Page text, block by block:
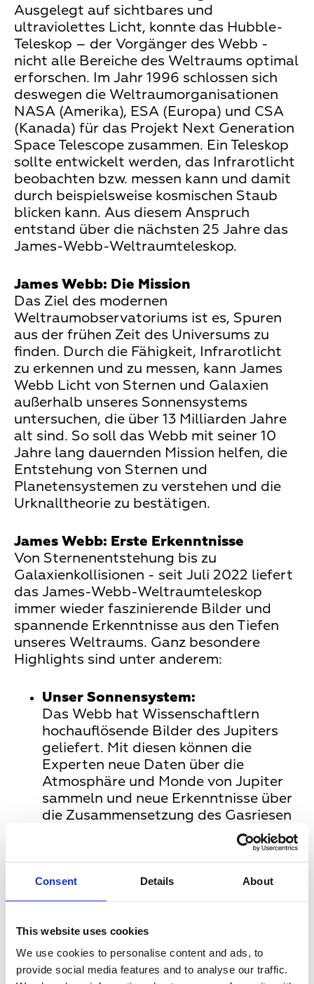
Consent Details About
This website uses cookies
We use cookies to personalise content and ads, to
provide social media features and to analyse our traffic.
Ausgelegt auf sichtbares und
ultraviolettes Licht, konnte das Hubble-
Teleskop – der Vorgänger des Webb -
nicht alle Bereiche des Weltraums optimal
erforschen. Im Jahr 1996 schlossen sich
deswegen die Weltraumorganisationen
NASA (Amerika), ESA (Europa) und CSA
(Kanada) für das Projekt Next Generation
Space Telescope zusammen. Ein Teleskop
sollte entwickelt werden, das Infrarotlicht
beobachten bzw. messen kann und damit
durch beispielsweise kosmischen Staub
blicken kann. Aus diesem Anspruch
entstand über die nächsten 25 Jahre das
James-Webb-Weltraumteleskop.
James Webb: Die Mission
Das Ziel des modernen
Weltraumobservatoriums ist es, Spuren
aus der frühen Zeit des Universums zu
finden. Durch die Fähigkeit, Infrarotlicht
zu erkennen und zu messen, kann James
Webb Licht von Sternen und Galaxien
außerhalb unseres Sonnensystems
untersuchen, die über 13 Milliarden Jahre
alt sind. So soll das Webb mit seiner 10
Jahre lang dauernden Mission helfen, die
Entstehung von Sternen und
Planetensystemen zu verstehen und die
Urknalltheorie zu bestätigen.
James Webb: Erste Erkenntnisse
Von Sternenentstehung bis zu
Galaxienkollisionen - seit Juli 2022 liefert
das James-Webb-Weltraumteleskop
immer wieder faszinierende Bilder und
spannende Erkenntnisse aus den Tiefen
unseres Weltraums. Ganz besondere
Highlights sind unter anderem:
Unser Sonnensystem:
Das Webb hat Wissenschaftlern
hochauflösende Bilder des Jupiters
geliefert. Mit diesen können die
Experten neue Daten über die
Atmosphäre und Monde von Jupiter
sammeln und neue Erkenntnisse über
die Zusammensetzung des Gasriesen
Wasserdampf in der Atmosphäre
eines sogenannten Exoplaneten - also
Sonnensystems – war durch das
Webb möglich. Das ist besonders
beeindruckend, da die Anwesenheit